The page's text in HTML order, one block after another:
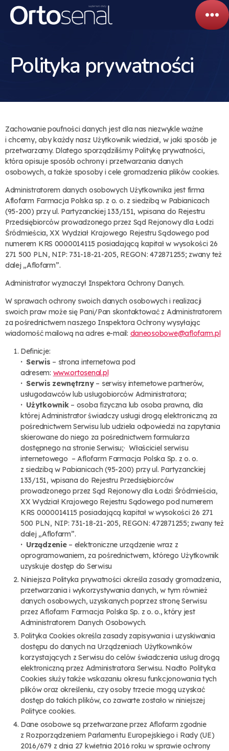
Polityka prywatności
Zachowanie poufności danych jest dla nas niezwykle ważne
i chcemy, aby każdy nasz Użytkownik wiedział, w jaki sposób je
przetwarzamy. Dlatego sporządziliśmy Politykę prywatności,
która opisuje sposób ochrony i przetwarzania danych
osobowych, a także sposoby i cele gromadzenia plików cookies.
Administratorem danych osobowych Użytkownika jest firma
Aflofarm Farmacja Polska sp. z o. o. z siedzibą w Pabianicach
(95-200) przy ul. Partyzanckiej 133/151, wpisana do Rejestru
Przedsiębiorców prowadzonego przez Sąd Rejonowy dla Łodzi
Śródmieścia, XX Wydział Krajowego Rejestru Sądowego pod
numerem KRS 0000014115 posiadającą kapitał w wysokości 26
271 500 PLN, NIP: 731-18-21-205, REGON: 472871255; zwany też
dalej „Aflofarm”.
Administrator wyznaczył Inspektora Ochrony Danych.
W sprawach ochrony swoich danych osobowych i realizacji
swoich praw może się Pani/Pan skontaktować z Administratorem
za pośrednictwem naszego Inspektora Ochrony wysyłając
wiadomość mailową na adres e-mail: daneosobowe@aflofarm.pl
Definicje:
· Serwis – strona internetowa pod
adresem: www.ortosenal.pl
· Serwis zewnętrzny– serwisy internetowe partnerów,
usługodawców lub usługobiorców Administratora;
· Użytkownik– osoba fizyczna lub osoba prawna, dla
której Administrator świadczy usługi drogą elektroniczną za
pośrednictwem Serwisu lub udziela odpowiedzi na zapytania
skierowane do niego za pośrednictwem formularza
dostępnego na stronie Serwisu;· Właściciel serwisu
internetowego – Aflofarm Farmacja Polska Sp. z o. o.
z siedzibą w Pabianicach (95-200) przy ul. Partyzanckiej
133/151, wpisana do Rejestru Przedsiębiorców
prowadzonego przez Sąd Rejonowy dla Łodzi Śródmieścia,
XX Wydział Krajowego Rejestru Sądowego pod numerem
KRS 0000014115 posiadającą kapitał w wysokości 26 271
500 PLN, NIP: 731-18-21-205, REGON: 472871255; zwany też
dalej „Aflofarm”.
· Urządzenie– elektroniczne urządzenie wraz z
oprogramowaniem, za pośrednictwem, którego Użytkownik
uzyskuje dostęp do Serwisu
Niniejsza Polityka prywatności określa zasady gromadzenia,
przetwarzania i wykorzystywania danych, w tym również
danych osobowych, uzyskanych poprzez stronę Serwisu
przez Aflofarm Farmacja Polska Sp. z o. o., który jest
Administratorem Danych Osobowych.
Polityka Cookies określa zasady zapisywania i uzyskiwania
dostępu do danych na Urządzeniach Użytkowników
korzystających z Serwisu do celów świadczenia usług drogą
elektroniczną przez Administratora Serwisu. Nadto Polityka
Cookies służy także wskazaniu okresu funkcjonowania tych
plików oraz określeniu, czy osoby trzecie mogą uzyskać
dostęp do takich plików, co zawarte zostało w niniejszej
Polityce cookies.
Dane osobowe są przetwarzane przez Aflofarm zgodnie
z Rozporządzeniem Parlamentu Europejskiego i Rady (UE)
2016/679 z dnia 27 kwietnia 2016 roku w sprawie ochrony